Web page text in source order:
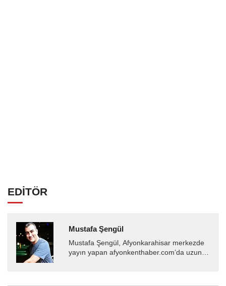
EDİTÖR
Mustafa Şengül
Mustafa Şengül, Afyonkarahisar merkezde
yayın yapan afyonkenthaber.com’da uzun
almakta, haber akışı...